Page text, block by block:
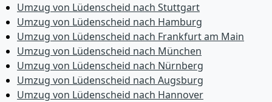
Umzug von Lüdenscheid nach Stuttgart
Umzug von Lüdenscheid nach Hamburg
Umzug von Lüdenscheid nach Frankfurt am Main
Umzug von Lüdenscheid nach München
Umzug von Lüdenscheid nach Nürnberg
Umzug von Lüdenscheid nach Augsburg
Umzug von Lüdenscheid nach Hannover